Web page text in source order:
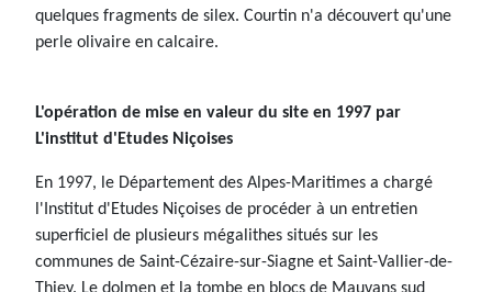
quelques fragments de silex. Courtin n'a découvert qu'une
perle olivaire en calcaire.
L'opération de mise en valeur du site en 1997 par
L'institut d'Etudes Niçoises
En 1997, le Département des Alpes-Maritimes a chargé
l'Institut d'Etudes Niçoises de procéder à un entretien
superficiel de plusieurs mégalithes situés sur les
communes de Saint-Cézaire-sur-Siagne et Saint-Vallier-de-
Thiey. Le dolmen et la tombe en blocs de Mauvans sud